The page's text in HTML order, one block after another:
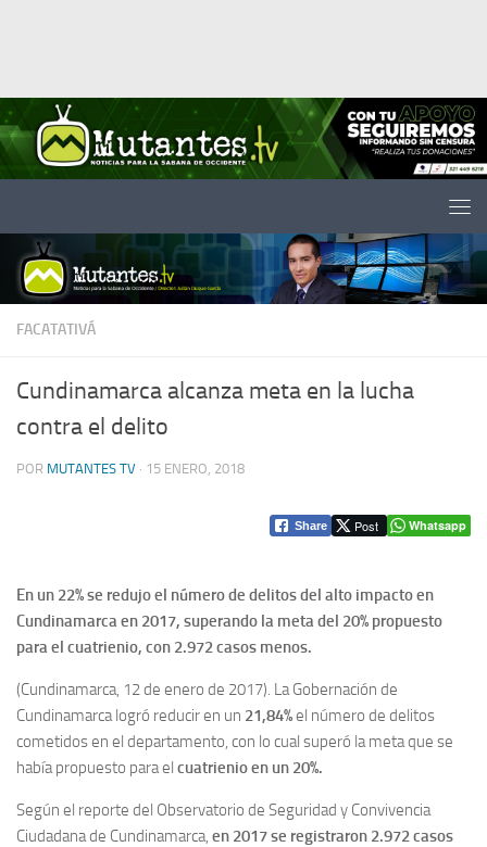
FACATATIVÁ
Cundinamarca alcanza meta en la lucha
contra el delito
POR MUTANTES TV · 15 ENERO, 2018
Share Post Whatsapp
En un 22% se redujo el número de delitos del alto impacto en
Cundinamarca en 2017, superando la meta del 20% propuesto
para el cuatrienio, con 2.972 casos menos.
(Cundinamarca, 12 de enero de 2017). La Gobernación de
Cundinamarca logró reducir en un 21,84%el número de delitos
cometidos en el departamento, con lo cual superó la meta que se
había propuesto para el cuatrienio en un 20%.
Según el reporte del Observatorio de Seguridad y Convivencia
Ciudadana de Cundinamarca, en 2017 se registraron 2.972 casos